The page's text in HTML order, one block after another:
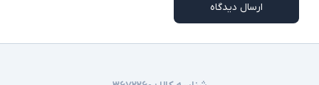
ارسال دیدگاه